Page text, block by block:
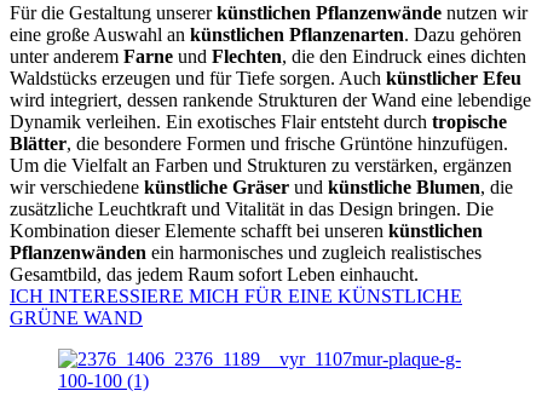
Für die Gestaltung unsererkünstlichen Pflanzenwände nutzen wir
eine große Auswahl an künstlichen Pflanzenarten. Dazu gehören
unter anderem Farne und Flechten, die den Eindruck eines dichten
Waldstücks erzeugen und für Tiefe sorgen. Auch künstlicher Efeu
wird integriert, dessen rankende Strukturen der Wand eine lebendige
Dynamik verleihen. Ein exotisches Flair entsteht durch tropische
Blätter, die besondere Formen und frische Grüntöne hinzufügen.
Um die Vielfalt an Farben und Strukturen zu verstärken, ergänzen
wir verschiedene künstliche Gräser und künstliche Blumen, die
zusätzliche Leuchtkraft und Vitalität in das Design bringen. Die
Kombination dieser Elemente schafft bei unseren künstlichen
Pflanzenwänden ein harmonisches und zugleich realistisches
Gesamtbild, das jedem Raum sofort Leben einhaucht.
ICH INTERESSIERE MICH FÜR EINE KÜNSTLICHE
GRÜNE WAND